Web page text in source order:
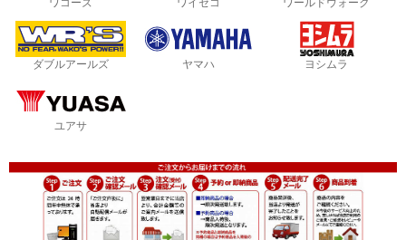
ワコーズ ワイセコ ワールドウォーク
ダブルアールズ ヤマハ ヨシムラ
ユアサ